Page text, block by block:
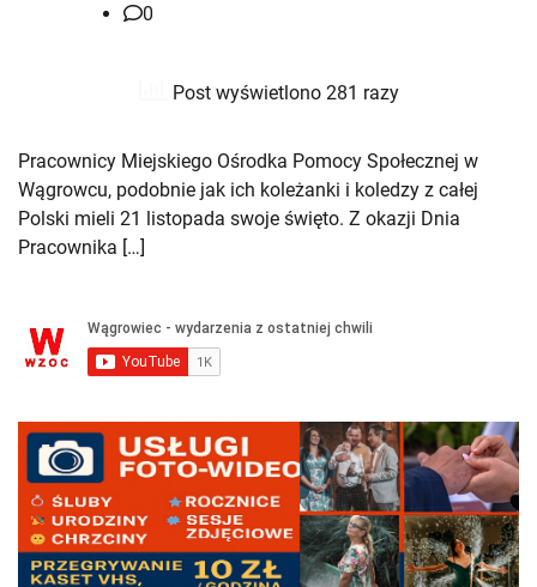
0
Post wyświetlono 281 razy
Pracownicy Miejskiego Ośrodka Pomocy Społecznej w
Wągrowcu, podobnie jak ich koleżanki i koledzy z całej
Polski mieli 21 listopada swoje święto. Z okazji Dnia
Pracownika […]